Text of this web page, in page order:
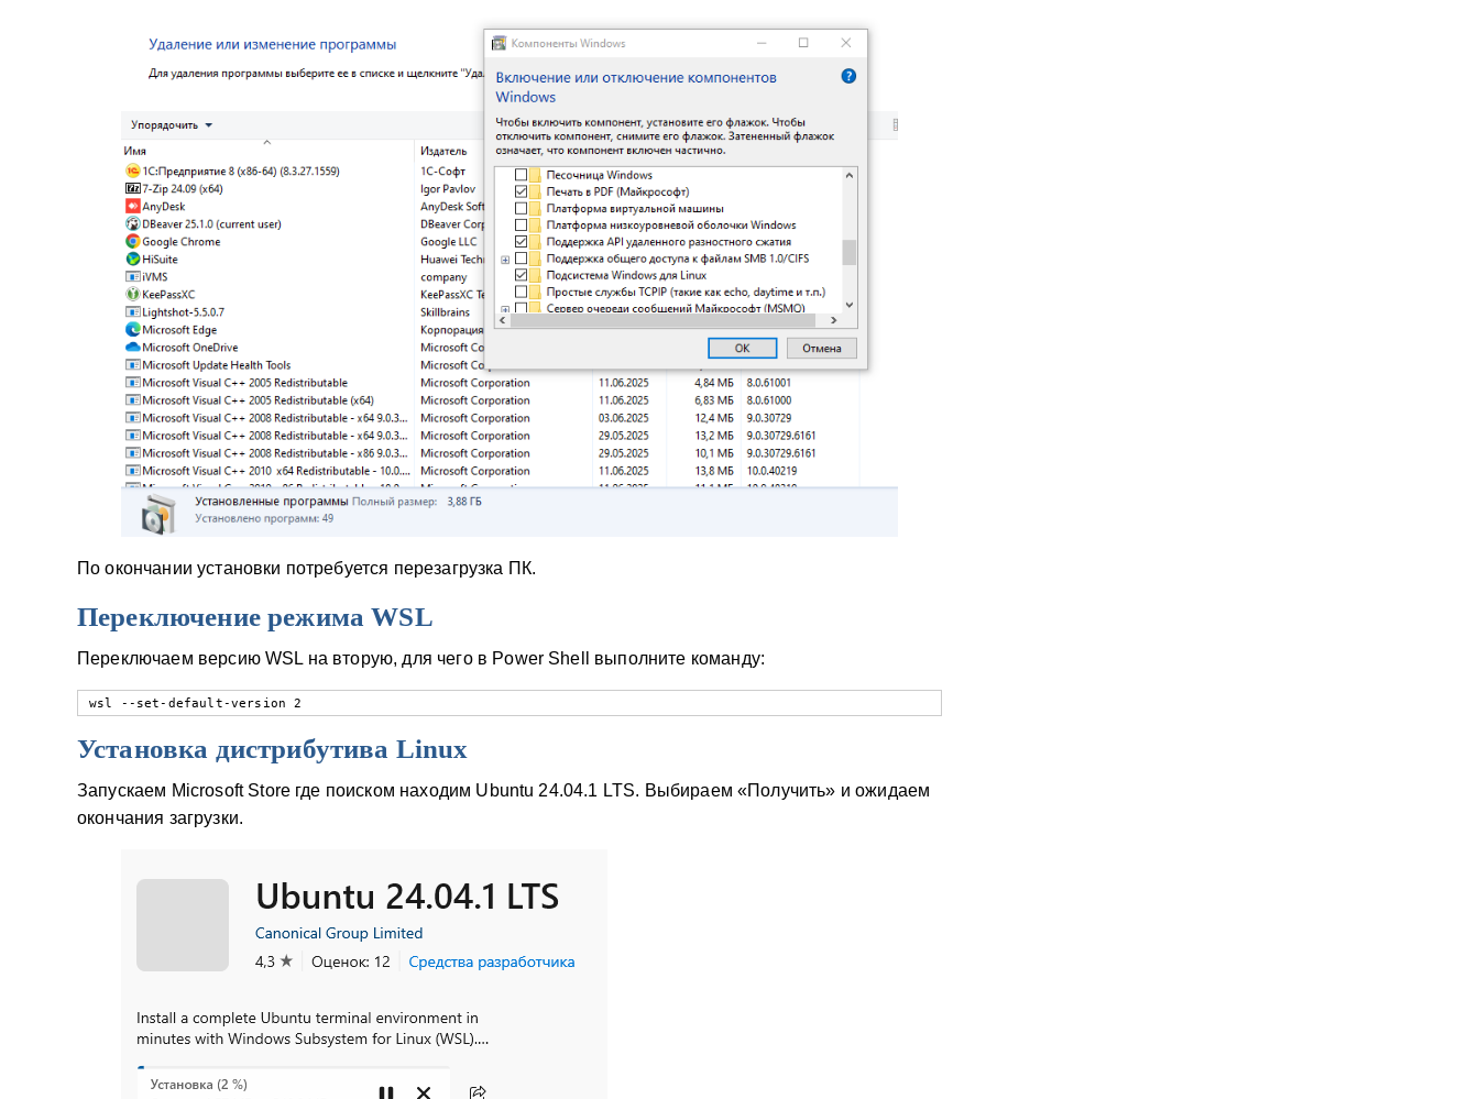
По окончании установки потребуется перезагрузка ПК.
Переключение режима WSL
Переключаем версию WSL на вторую, для чего в Power Shell выполните команду:
wsl --set-default-version 2
Установка дистрибутива Linux
Запускаем Microsoft Store где поиском находим Ubuntu 24.04.1 LTS. Выбираем «Получить» и ожидаем
окончания загрузки.